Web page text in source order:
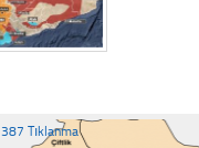
387 Tıklanma